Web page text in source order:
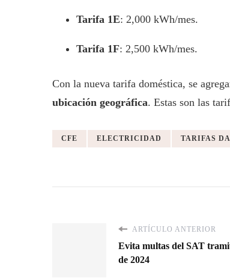
Tarifa 1E: 2,000 kWh/mes.
Tarifa 1F: 2,500 kWh/mes.
Con la nueva tarifa doméstica, se
ubicación geográfica. Estas son las
CFE ELECTRICIDAD TARIFAS
ARTÍCULO ANTERIOR
Evita multas del SAT
de 2024